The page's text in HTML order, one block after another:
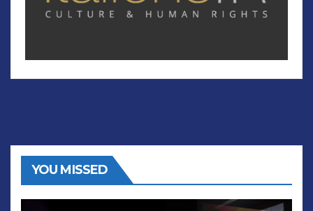
YOU MISSED